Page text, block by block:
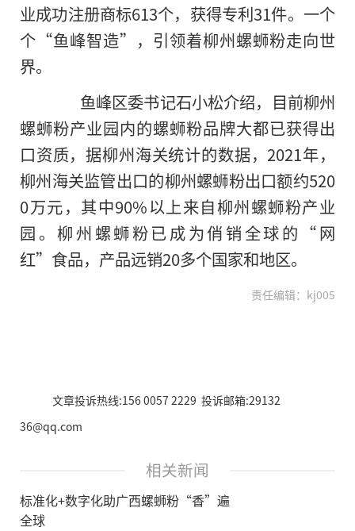
业成功注册商标613个，获得专利31件。一个
个“鱼峰智造”，引领着柳州螺蛳粉走向世
界。
鱼峰区委书记石小松介绍，目前柳州
螺蛳粉产业园内的螺蛳粉品牌大都已获得出
口资质，据柳州海关统计的数据，2021年，
柳州海关监管出口的柳州螺蛳粉出口额约520
0万元，其中90%以上来自柳州螺蛳粉产业
园。柳州螺蛳粉已成为俏销全球的“网
红”食品，产品远销20多个国家和地区。
责任编辑：kj005
文章投诉热线:156 0057 2229 投诉邮箱:29132
36@qq.com
相关新闻
标准化+数字化助广西螺蛳粉“香”遍
全球